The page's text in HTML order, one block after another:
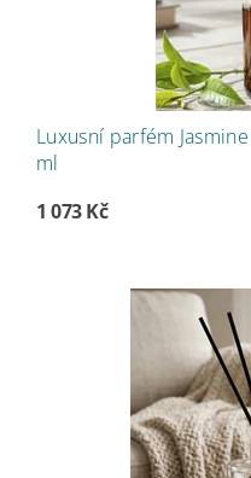
Luxusní parfém
ml
1 073 Kč